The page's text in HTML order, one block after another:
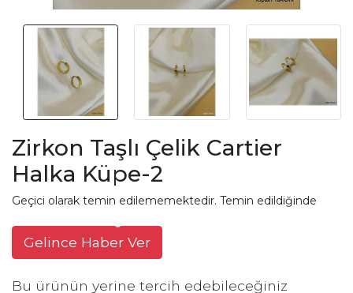
Zirkon Taşlı Çelik Cartier
Halka Küpe-2
Geçici olarak temin edilememektedir. Temin edildiğinde
Gelince Haber Ver
Bu ürünün yerine tercih edebileceğiniz